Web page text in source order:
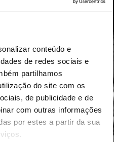
conteúdo e
de redes sociais e
partilhamos
do site com os
de publicidade e de
com outras informações
por estes a partir da sua